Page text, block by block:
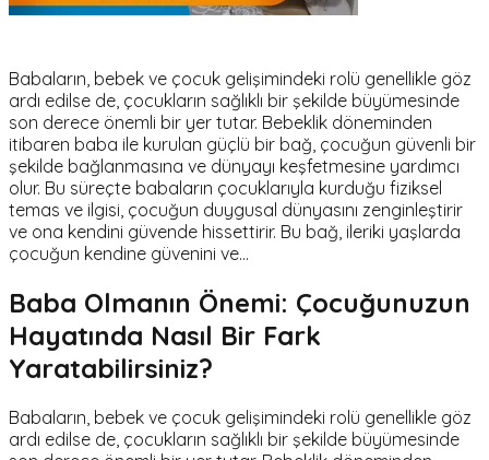
Babaların, bebek ve çocuk gelişimindeki rolü genellikle göz
ardı edilse de, çocukların sağlıklı bir şekilde büyümesinde
son derece önemli bir yer tutar. Bebeklik döneminden
itibaren baba ile kurulan güçlü bir bağ, çocuğun güvenli bir
şekilde bağlanmasına ve dünyayı keşfetmesine yardımcı
olur. Bu süreçte babaların çocuklarıyla kurduğu fiziksel
temas ve ilgisi, çocuğun duygusal dünyasını zenginleştirir
ve ona kendini güvende hissettirir. Bu bağ, ileriki yaşlarda
çocuğun kendine güvenini ve…
Baba Olmanın Önemi: Çocuğunuzun
Hayatında Nasıl Bir Fark
Yaratabilirsiniz?
Babaların, bebek ve çocuk gelişimindeki rolü genellikle göz
ardı edilse de, çocukların sağlıklı bir şekilde büyümesinde